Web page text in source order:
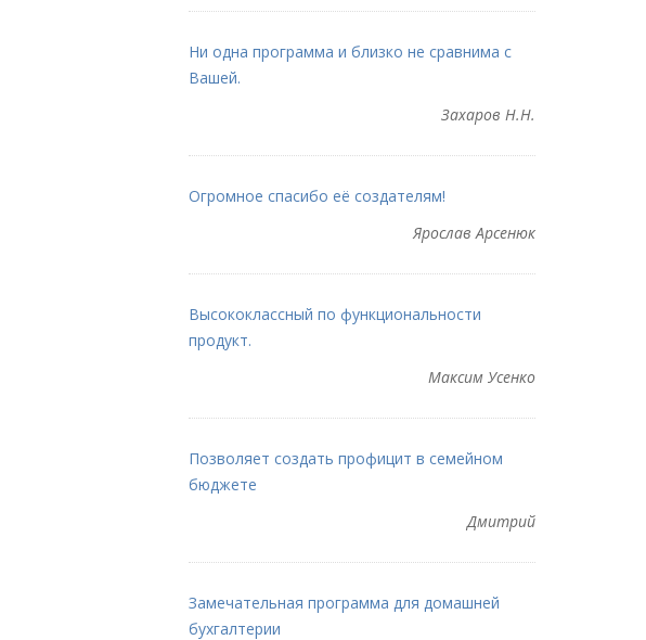
Ни одна программа и близко не сравнима с
Вашей.
Захаров Н.Н.
Огромное спасибо её создателям!
Ярослав Арсенюк
Высококлассный по функциональности
продукт.
Максим Усенко
Позволяет создать профицит в семейном
бюджете
Дмитрий
Замечательная программа для домашней
бухгалтерии